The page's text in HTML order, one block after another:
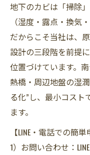
地下のカビは「掃除
（湿度・露点・換気
だからこそ当社は、
設計の三段階を前提
位置づけています。
熱橋・周辺地盤の湿
る化”し、最小コス
ます。
【LINE・電話での簡単
1）お問い合わせ：